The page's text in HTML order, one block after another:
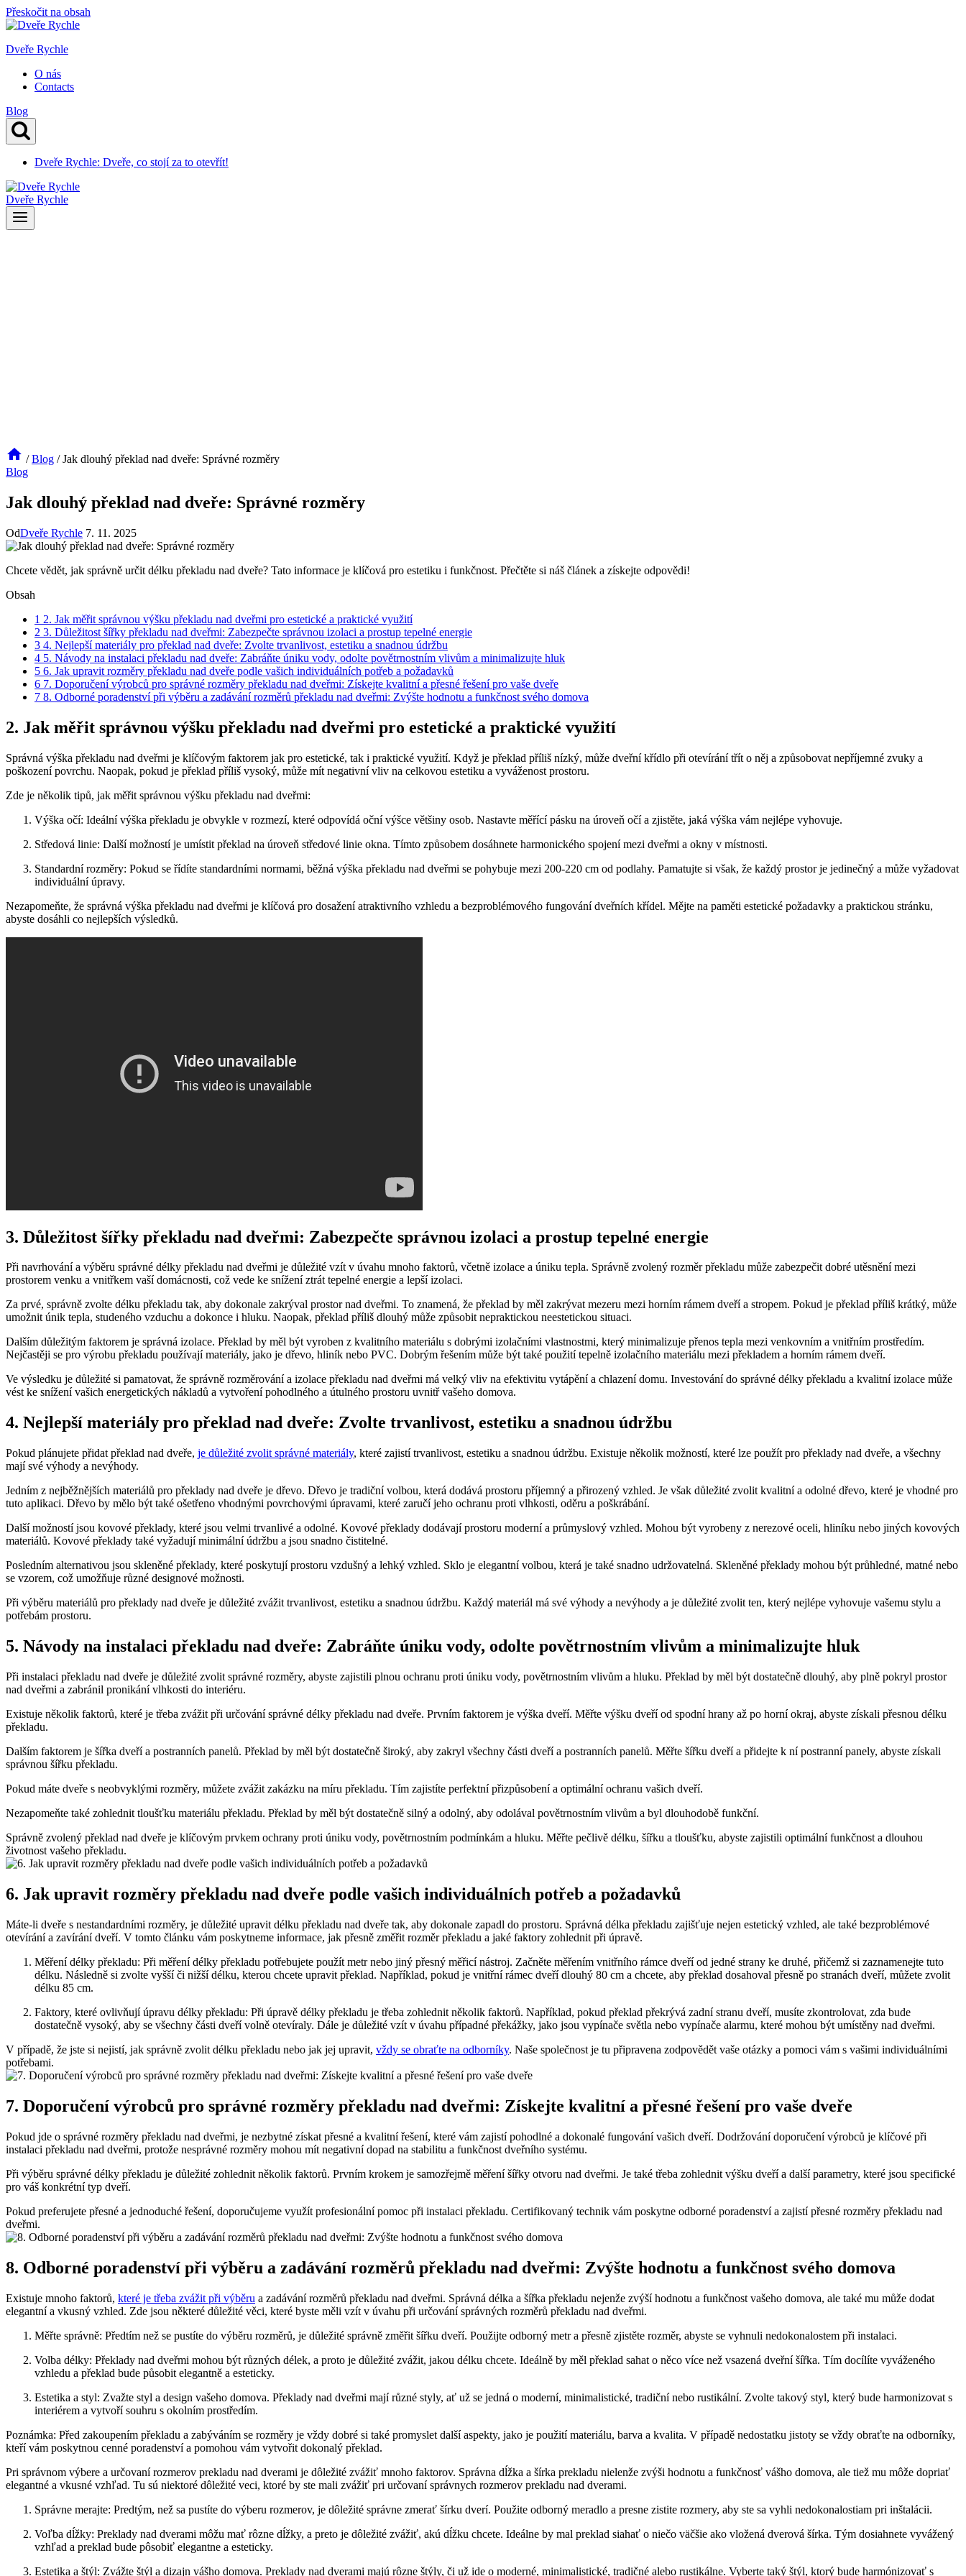
Přeskočit na obsah
Dveře Rychle
O nás
Contacts
Blog
Dveře Rychle: Dveře, co stojí za to otevřít!
Dveře Rychle
/ Blog / Jak dlouhý překlad nad dveře: Správné rozměry
Blog
Jak dlouhý překlad nad dveře: Správné rozměry
OdDveře Rychle 7. 11. 2025
Chcete vědět, jak správně určit délku překladu nad dveře? Tato informace je klíčová pro estetiku i funkčnost. Přečtěte si náš článek a získejte odpovědi!
Obsah
1 2. Jak měřit správnou výšku překladu nad dveřmi pro estetické a praktické využití
2 3. Důležitost šířky překladu nad dveřmi: Zabezpečte správnou izolaci a prostup tepelné energie
3 4. Nejlepší materiály pro překlad nad dveře: Zvolte trvanlivost, estetiku a snadnou údržbu
4 5. Návody na instalaci překladu nad dveře: Zabráňte úniku vody, odolte povětrnostním vlivům a minimalizujte hluk
5 6. Jak upravit rozměry překladu nad dveře podle vašich individuálních potřeb a požadavků
6 7. Doporučení výrobců pro správné rozměry překladu nad dveřmi: Získejte kvalitní a přesné řešení pro vaše dveře
7 8. Odborné poradenství při výběru a zadávání rozměrů překladu nad dveřmi: Zvýšte hodnotu a funkčnost svého domova
2. Jak měřit správnou výšku překladu nad dveřmi pro estetické a praktické využití
Správná výška překladu nad dveřmi je klíčovým faktorem jak pro estetické, tak i praktické využití. Když je překlad příliš nízký, může dveřní křídlo při otevírání třít o něj a způsobovat nepříjemné zvuky a
poškození povrchu. Naopak, pokud je překlad příliš vysoký, může mít negativní vliv na celkovou estetiku a vyváženost prostoru.
Zde je několik tipů, jak měřit správnou výšku překladu nad dveřmi:
Výška očí: Ideální výška překladu je obvykle v rozmezí, které odpovídá oční výšce většiny osob. Nastavte měřící pásku na úroveň očí a zjistěte, jaká výška vám nejlépe vyhovuje.
Středová linie: Další možností je umístit překlad na úroveň středové linie okna. Tímto způsobem dosáhnete harmonického spojení mezi dveřmi a okny v místnosti.
Standardní rozměry: Pokud se řídíte standardními normami, běžná výška překladu nad dveřmi se pohybuje mezi 200-220 cm od podlahy. Pamatujte si však, že každý prostor je jedinečný a může vyžadovat
individuální úpravy.
Nezapomeňte, že správná výška překladu nad dveřmi je klíčová pro dosažení atraktivního vzhledu a bezproblémového fungování dveřních křídel. Mějte na paměti estetické požadavky a praktickou stránku,
abyste dosáhli co nejlepších výsledků.
3. Důležitost šířky překladu nad dveřmi: Zabezpečte správnou izolaci a prostup tepelné energie
Při navrhování a výběru správné délky překladu nad dveřmi je důležité vzít v úvahu mnoho faktorů, včetně izolace a úniku tepla. Správně zvolený rozměr překladu může zabezpečit dobré utěsnění mezi
prostorem venku a vnitřkem vaší domácnosti, což vede ke snížení ztrát tepelné energie a lepší izolaci.
Za prvé, správně zvolte délku překladu tak, aby dokonale zakrýval prostor nad dveřmi. To znamená, že překlad by měl zakrývat mezeru mezi horním rámem dveří a stropem. Pokud je překlad příliš krátký, může
umožnit únik tepla, studeného vzduchu a dokonce i hluku. Naopak, překlad příliš dlouhý může způsobit nepraktickou neestetickou situaci.
Dalším důležitým faktorem je správná izolace. Překlad by měl být vyroben z kvalitního materiálu s dobrými izolačními vlastnostmi, který minimalizuje přenos tepla mezi venkovním a vnitřním prostředím.
Nejčastěji se pro výrobu překladu používají materiály, jako je dřevo, hliník nebo PVC. Dobrým řešením může být také použití tepelně izolačního materiálu mezi překladem a horním rámem dveří.
Ve výsledku je důležité si pamatovat, že správně rozměrování a izolace překladu nad dveřmi má velký vliv na efektivitu vytápění a chlazení domu. Investování do správné délky překladu a kvalitní izolace může
vést ke snížení vašich energetických nákladů a vytvoření pohodlného a útulného prostoru uvnitř vašeho domova.
4. Nejlepší materiály pro překlad nad dveře: Zvolte trvanlivost, estetiku a snadnou údržbu
Pokud plánujete přidat překlad nad dveře, je důležité zvolit správné materiály, které zajistí trvanlivost, estetiku a snadnou údržbu. Existuje několik možností, které lze použít pro překlady nad dveře, a všechny
mají své výhody a nevýhody.
Jedním z nejběžnějších materiálů pro překlady nad dveře je dřevo. Dřevo je tradiční volbou, která dodává prostoru příjemný a přirozený vzhled. Je však důležité zvolit kvalitní a odolné dřevo, které je vhodné pro
tuto aplikaci. Dřevo by mělo být také ošetřeno vhodnými povrchovými úpravami, které zaručí jeho ochranu proti vlhkosti, oděru a poškrábání.
Další možností jsou kovové překlady, které jsou velmi trvanlivé a odolné. Kovové překlady dodávají prostoru moderní a průmyslový vzhled. Mohou být vyrobeny z nerezové oceli, hliníku nebo jiných kovových
materiálů. Kovové překlady také vyžadují minimální údržbu a jsou snadno čistitelné.
Posledním alternativou jsou skleněné překlady, které poskytují prostoru vzdušný a lehký vzhled. Sklo je elegantní volbou, která je také snadno udržovatelná. Skleněné překlady mohou být průhledné, matné nebo
se vzorem, což umožňuje různé designové možnosti.
Při výběru materiálů pro překlady nad dveře je důležité zvážit trvanlivost, estetiku a snadnou údržbu. Každý materiál má své výhody a nevýhody a je důležité zvolit ten, který nejlépe vyhovuje vašemu stylu a
potřebám prostoru.
5. Návody na instalaci překladu nad dveře: Zabráňte úniku vody, odolte povětrnostním vlivům a minimalizujte hluk
Při instalaci překladu nad dveře je důležité zvolit správné rozměry, abyste zajistili plnou ochranu proti úniku vody, povětrnostním vlivům a hluku. Překlad by měl být dostatečně dlouhý, aby plně pokryl prostor
nad dveřmi a zabránil pronikání vlhkosti do interiéru.
Existuje několik faktorů, které je třeba zvážit při určování správné délky překladu nad dveře. Prvním faktorem je výška dveří. Měřte výšku dveří od spodní hrany až po horní okraj, abyste získali přesnou délku
překladu.
Dalším faktorem je šířka dveří a postranních panelů. Překlad by měl být dostatečně široký, aby zakryl všechny části dveří a postranních panelů. Měřte šířku dveří a přidejte k ní postranní panely, abyste získali
správnou šířku překladu.
Pokud máte dveře s neobvyklými rozměry, můžete zvážit zakázku na míru překladu. Tím zajistíte perfektní přizpůsobení a optimální ochranu vašich dveří.
Nezapomeňte také zohlednit tloušťku materiálu překladu. Překlad by měl být dostatečně silný a odolný, aby odolával povětrnostním vlivům a byl dlouhodobě funkční.
Správně zvolený překlad nad dveře je klíčovým prvkem ochrany proti úniku vody, povětrnostním podmínkám a hluku. Měřte pečlivě délku, šířku a tloušťku, abyste zajistili optimální funkčnost a dlouhou
životnost vašeho překladu.
6. Jak upravit rozměry překladu nad dveře podle vašich individuálních potřeb a požadavků
Máte-li dveře s nestandardními rozměry, je důležité upravit délku překladu nad dveře tak, aby dokonale zapadl do prostoru. Správná délka překladu zajišťuje nejen estetický vzhled, ale také bezproblémové
otevírání a zavírání dveří. V tomto článku vám poskytneme informace, jak přesně změřit rozměr překladu a jaké faktory zohlednit při úpravě.
Měření délky překladu: Při měření délky překladu potřebujete použít metr nebo jiný přesný měřicí nástroj. Začněte měřením vnitřního rámce dveří od jedné strany ke druhé, přičemž si zaznamenejte tuto
délku. Následně si zvolte vyšší či nižší délku, kterou chcete upravit překlad. Například, pokud je vnitřní rámec dveří dlouhý 80 cm a chcete, aby překlad dosahoval přesně po stranách dveří, můžete zvolit
délku 85 cm.
Faktory, které ovlivňují úpravu délky překladu: Při úpravě délky překladu je třeba zohlednit několik faktorů. Například, pokud překlad překrývá zadní stranu dveří, musíte zkontrolovat, zda bude
dostatečně vysoký, aby se všechny části dveří volně otevíraly. Dále je důležité vzít v úvahu případné překážky, jako jsou vypínače světla nebo vypínače alarmu, které mohou být umístěny nad dveřmi.
V případě, že jste si nejistí, jak správně zvolit délku překladu nebo jak jej upravit, vždy se obraťte na odborníky. Naše společnost je tu připravena zodpovědět vaše otázky a pomoci vám s vašimi individuálními
potřebami.
7. Doporučení výrobců pro správné rozměry překladu nad dveřmi: Získejte kvalitní a přesné řešení pro vaše dveře
Pokud jde o správné rozměry překladu nad dveřmi, je nezbytné získat přesné a kvalitní řešení, které vám zajistí pohodlné a dokonalé fungování vašich dveří. Dodržování doporučení výrobců je klíčové při
instalaci překladu nad dveřmi, protože nesprávné rozměry mohou mít negativní dopad na stabilitu a funkčnost dveřního systému.
Při výběru správné délky překladu je důležité zohlednit několik faktorů. Prvním krokem je samozřejmě měření šířky otvoru nad dveřmi. Je také třeba zohlednit výšku dveří a další parametry, které jsou specifické
pro váš konkrétní typ dveří.
Pokud preferujete přesné a jednoduché řešení, doporučujeme využít profesionální pomoc při instalaci překladu. Certifikovaný technik vám poskytne odborné poradenství a zajistí přesné rozměry překladu nad
dveřmi.
8. Odborné poradenství při výběru a zadávání rozměrů překladu nad dveřmi: Zvýšte hodnotu a funkčnost svého domova
Existuje mnoho faktorů, které je třeba zvážit při výběru a zadávání rozměrů překladu nad dveřmi. Správná délka a šířka překladu nejenže zvýší hodnotu a funkčnost vašeho domova, ale také mu může dodat
elegantní a vkusný vzhled. Zde jsou některé důležité věci, které byste měli vzít v úvahu při určování správných rozměrů překladu nad dveřmi.
Měřte správně: Předtím než se pustíte do výběru rozměrů, je důležité správně změřit šířku dveří. Použijte odborný metr a přesně zjistěte rozměr, abyste se vyhnuli nedokonalostem při instalaci.
Volba délky: Překlady nad dveřmi mohou být různých délek, a proto je důležité zvážit, jakou délku chcete. Ideálně by měl překlad sahat o něco více než vsazená dveřní šířka. Tím docílíte vyváženého
vzhledu a překlad bude působit elegantně a esteticky.
Estetika a styl: Zvažte styl a design vašeho domova. Překlady nad dveřmi mají různé styly, ať už se jedná o moderní, minimalistické, tradiční nebo rustikální. Zvolte takový styl, který bude harmonizovat s
interiérem a vytvoří souhru s okolním prostředím.
Poznámka: Před zakoupením překladu a zabýváním se rozměry je vždy dobré si také promyslet další aspekty, jako je použití materiálu, barva a kvalita. V případě nedostatku jistoty se vždy obraťte na odborníky,
kteří vám poskytnou cenné poradenství a pomohou vám vytvořit dokonalý překlad.
Pri správnom výbere a určovaní rozmerov prekladu nad dverami je dôležité zvážiť mnoho faktorov. Správna dĺžka a šírka prekladu nielenže zvýši hodnotu a funkčnosť vášho domova, ale tiež mu môže dopriať
elegantné a vkusné vzhľad. Tu sú niektoré dôležité veci, ktoré by ste mali zvážiť pri určovaní správnych rozmerov prekladu nad dverami.
Správne merajte: Predtým, než sa pustíte do výberu rozmerov, je dôležité správne zmerať šírku dverí. Použite odborný meradlo a presne zistite rozmery, aby ste sa vyhli nedokonalostiam pri inštalácii.
Voľba dĺžky: Preklady nad dverami môžu mať rôzne dĺžky, a preto je dôležité zvážiť, akú dĺžku chcete. Ideálne by mal preklad siahať o niečo väčšie ako vložená dverová šírka. Tým dosiahnete vyvážený
vzhľad a preklad bude pôsobiť elegantne a esteticky.
Estetika a štýl: Zvážte štýl a dizajn vášho domova. Preklady nad dverami majú rôzne štýly, či už ide o moderné, minimalistické, tradičné alebo rustikálne. Vyberte taký štýl, ktorý bude harmónizovať s